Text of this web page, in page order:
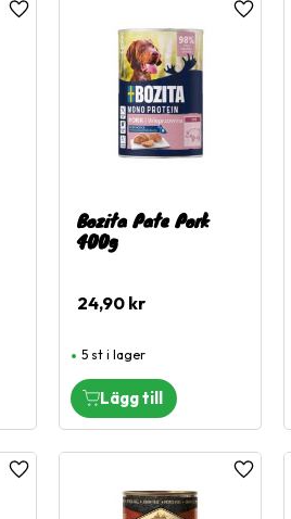
Lägg till i favoriter
Bozita Pate Pork
400g
24,90kr
Lägg
5 st i lager
Lägg till i favoriter Lägg